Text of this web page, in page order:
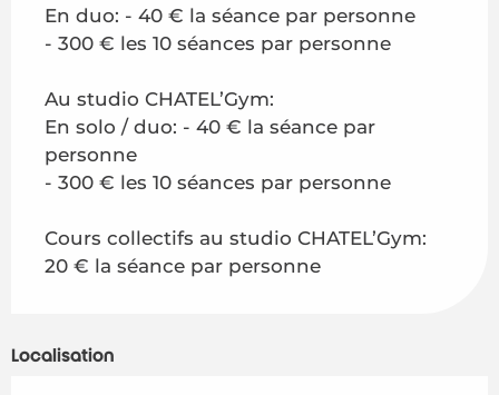
En duo: - 40 € la séance par personne
- 300 € les 10 séances par personne
Au studio CHATEL’Gym:
En solo / duo: - 40 € la séance par
personne
- 300 € les 10 séances par personne
Cours collectifs au studio CHATEL’Gym:
20 € la séance par personne
Localisation